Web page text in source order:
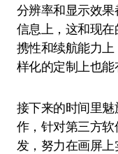
分辨率和显示效
信息上，这和现
携性和续航能力
样化的定制上也能
接下来的时间里
作，针对第三方
发，努力在画屏上